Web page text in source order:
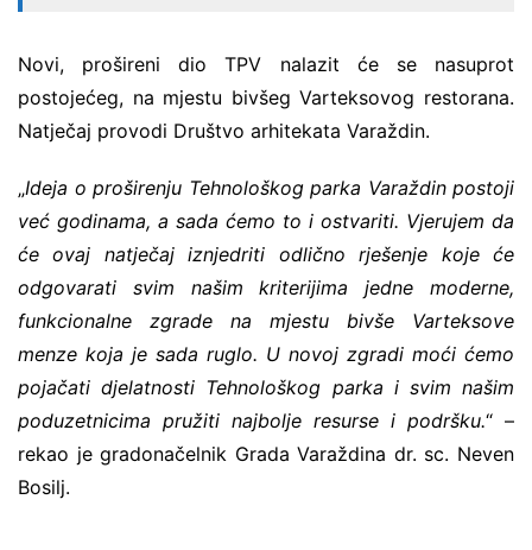
Novi, prošireni dio TPV nalazit će se nasuprot
postojećeg, na mjestu bivšeg Varteksovog restorana.
Natječaj provodi Društvo arhitekata Varaždin.
„Ideja o proširenju Tehnološkog parka Varaždin postoji
već godinama, a sada ćemo to i ostvariti. Vjerujem da
će ovaj natječaj iznjedriti odlično rješenje koje će
odgovarati svim našim kriterijima jedne moderne,
funkcionalne zgrade na mjestu bivše Varteksove
menze koja je sada ruglo. U novoj zgradi moći ćemo
pojačati djelatnosti Tehnološkog parka i svim našim
poduzetnicima pružiti najbolje resurse i podršku.“ –
rekao je gradonačelnik Grada Varaždina dr. sc. Neven
Bosilj.